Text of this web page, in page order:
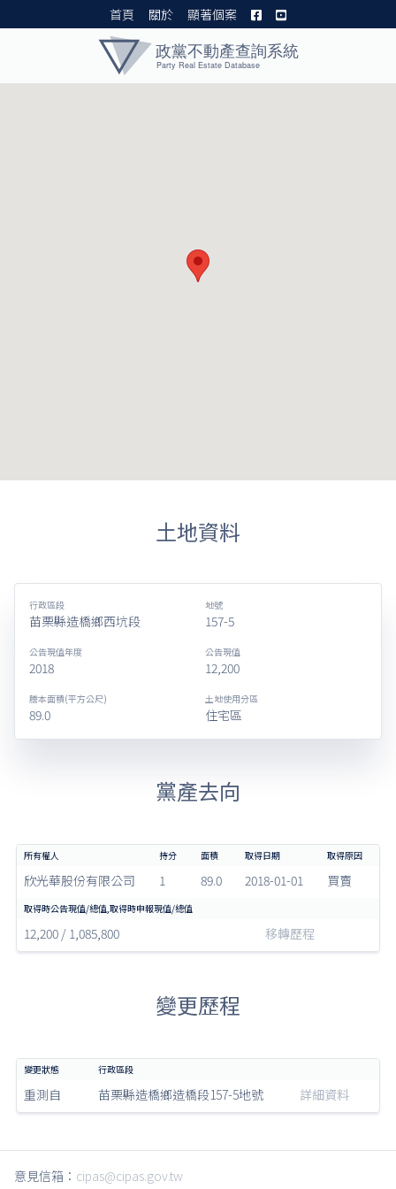
首頁 關於 顯著個案
土地資料
行政區段
苗栗縣造橋鄉西坑段
地號
157-5
公告現值年度
2018
公告現值
12,200
謄本面積(平方公尺)
89.0
土地使用分區
住宅區
黨產去向
欣光華股份有限公司 1 89.0 2018-01-01 買賣
12,200 / 1,085,800 移轉歷程
變更歷程
重測自 苗栗縣造橋鄉造橋段157-5地號 詳細資料
意見信箱： cipas@cipas.gov.tw